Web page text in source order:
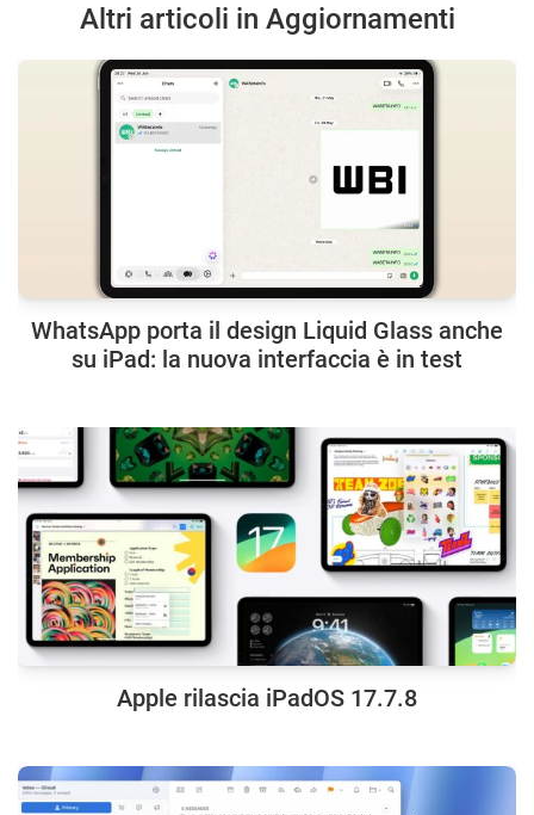
Altri articoli in Aggiornamenti
WhatsApp porta il design Liquid Glass anche
su iPad: la nuova interfaccia è in test
Apple rilascia iPadOS 17.7.8